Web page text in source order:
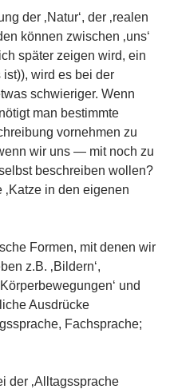
der ‚Natur‘, der ‚realen
können zwischen ‚uns‘
später zeigen wird, ein
wird es bei der
schwieriger. Wenn
man bestimmte
vornehmen zu
wir uns — mit noch zu
beschreiben wollen?
in den eigenen
Formen, mit denen wir
z.B. ‚Bildern‘,
und
Ausdrücke
Fachsprache;
der ‚Alltagssprache